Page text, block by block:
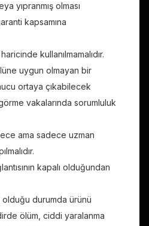
yıpranmış olması
kapsamına
kullanılmamalıdır.
uygun olmayan bir
ortaya çıkabilecek
vakalarında sorumluluk
ama sadece uzman
kapalı olduğundan
olduğu durumda ürünü
ölüm, ciddi yaralanma